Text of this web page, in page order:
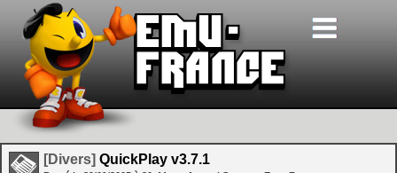
[Divers] QuickPlay v3.7.1